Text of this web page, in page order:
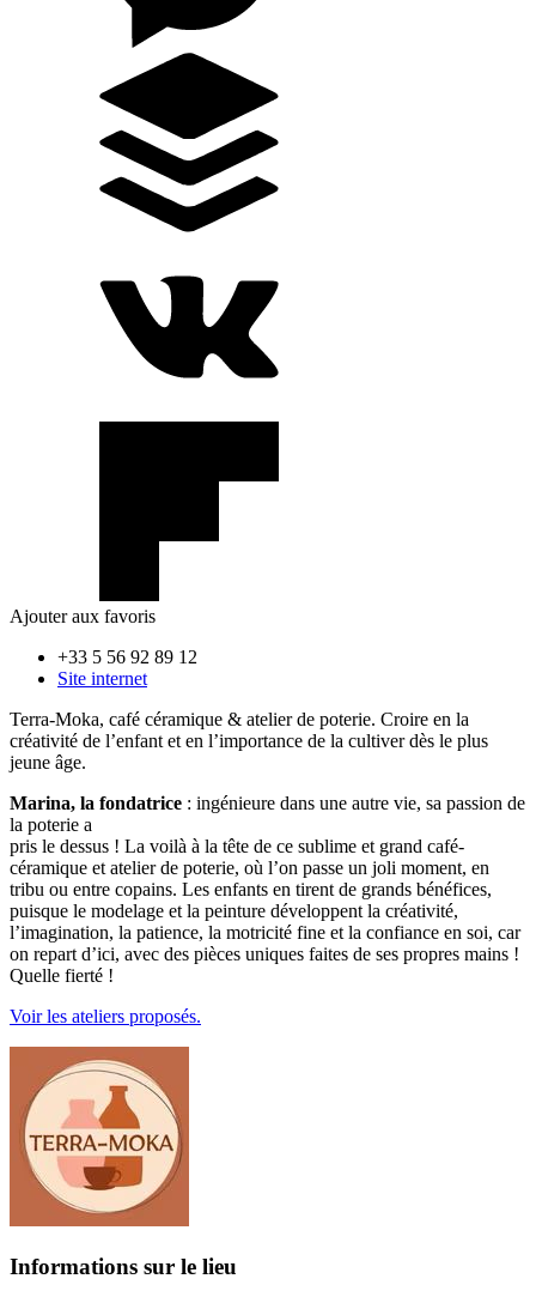
Ajouter aux favoris
+33 5 56 92 89 12
Site internet
Terra-Moka, café céramique & atelier de poterie. Croire en la
créativité de l’enfant et en l’importance de la cultiver dès le plus
jeune âge.
Marina, la fondatrice : ingénieure dans une autre vie, sa passion de
la poterie a
pris le dessus ! La voilà à la tête de ce sublime et grand café-
céramique et atelier de poterie, où l’on passe un joli moment, en
tribu ou entre copains. Les enfants en tirent de grands bénéfices,
puisque le modelage et la peinture développent la créativité,
l’imagination, la patience, la motricité fine et la confiance en soi, car
on repart d’ici, avec des pièces uniques faites de ses propres mains !
Quelle fierté !
Voir les ateliers proposés.
Informations sur le lieu